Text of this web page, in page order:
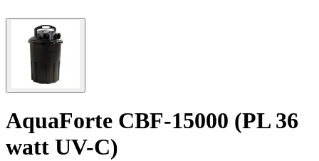
AquaForte CBF-15000 (PL 36
watt UV-C)